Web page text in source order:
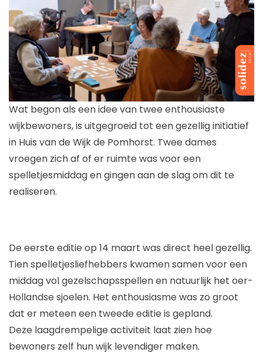
Wat begon als een idee van twee enthousiaste
wijkbewoners, is uitgegroeid tot een gezellig initiatief
in Huis van de Wijk de Pomhorst. Twee dames
vroegen zich af of er ruimte was voor een
spelletjesmiddag en gingen aan de slag om dit te
realiseren.
De eerste editie op 14 maart was direct heel gezellig.
Tien spelletjesliefhebbers kwamen samen voor een
middag vol gezelschapsspellen en natuurlijk het oer-
Hollandse sjoelen. Het enthousiasme was zo groot
dat er meteen een tweede editie is gepland.
Deze laagdrempelige activiteit laat zien hoe
bewoners zelf hun wijk levendiger maken.